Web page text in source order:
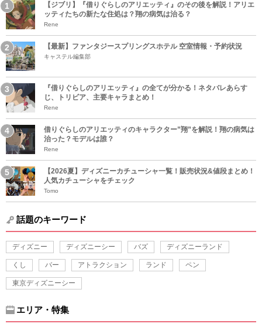
【ジブリ】『借りぐらしのアリエッティ』のその後を解説！アリエ
ッティたちの新たな住処は？翔の病気は治る？
Rene
【最新】ファンタジースプリングスホテル 空室情報・予約状況
キャステル編集部
『借りぐらしのアリエッティ』の全てが分かる！ネタバレあらす
じ、トリビア、主要キャラまとめ！
Rene
借りぐらしのアリエッティのキャラクター”翔”を解説！翔の病気は
治った？モデルは誰？
Rene
【2026夏】ディズニーカチューシャ一覧！販売状況&値段まとめ！
人気カチューシャをチェック
Tomo
話題のキーワード
ディズニー ディズニーシー バズ ディズニーランド
くし バー アトラクション ランド ペン
東京ディズニーシー
エリア・特集